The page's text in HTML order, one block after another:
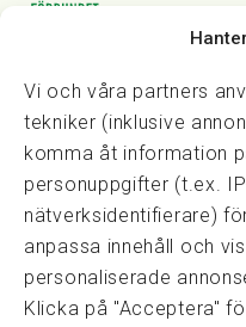
Vi och våra partners
tekniker (inklusive
komma åt information
personuppgifter (t.ex.
nätverksidentifierare)
anpassa innehåll och
personaliserade
Klicka på "Acceptera"
Vasagatan 28, 111 20
kansli@fmf.se
Snabblänkar
Prisexempel
Medarbetare
Policies & integritet
Information om Cookie-